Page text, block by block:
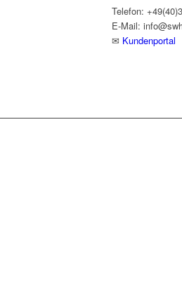
Telefon:
E-Mail:
✉ Kundenportal